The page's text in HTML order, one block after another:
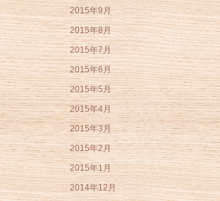
2015年9月
2015年8月
2015年7月
2015年6月
2015年5月
2015年4月
2015年3月
2015年2月
2015年1月
2014年12月